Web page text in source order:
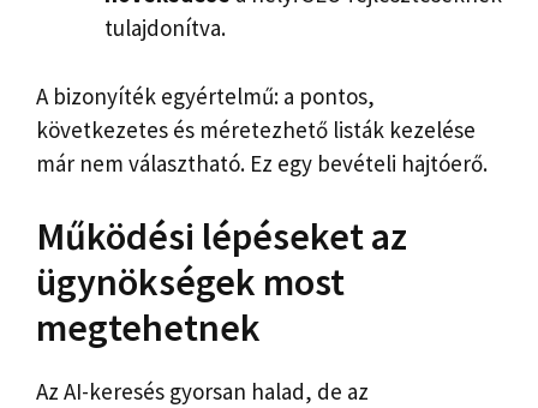
tulajdonítva.
A bizonyíték egyértelmű: a pontos,
következetes és méretezhető listák kezelése
már nem választható. Ez egy bevételi hajtóerő.
Működési lépéseket az
ügynökségek most
megtehetnek
Az AI-keresés gyorsan halad, de az